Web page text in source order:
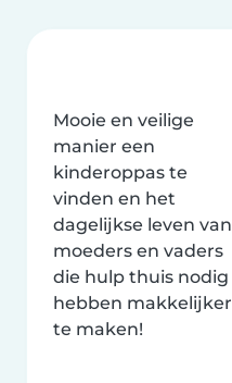
Mooie en veilige
manier een
kinderoppas te
vinden en het
dagelijkse leven van
moeders en vaders
die hulp thuis nodig
hebben makkelijker
te maken!